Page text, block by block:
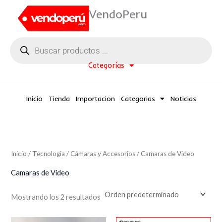
contenido
VendoPeru
productos
Categorías
Inicio Tienda Importacion Categorias Noticias
o
o
Inicio / Tecnologia / Cámaras y Accesorios/ Camaras de Video
Camaras de Video
Mostrando los 2 resultados
El
El